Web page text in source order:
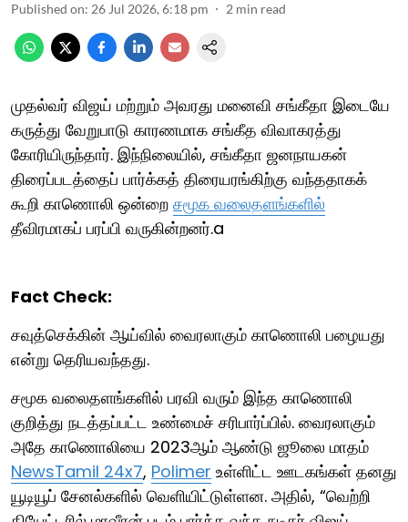
Published on: 26 Jul 2026, 6:18 pm 2 min read
முதல்வர் விஜய் மற்றும் அவரது மனைவி சங்கீதா இடையே
கருத்து வேறுபாடு காரணமாக சங்கீத விவாகரத்து
கோரியிருந்தார். இந்நிலையில், சங்கீதா ஜனநாயகன்
திரைப்படத்தைப் பார்க்கத் திரையரங்கிற்கு வந்ததாகக்
கூறி காணொலி ஒன்றை சமூக வலைதளங்களில்
தீவிரமாகப் பரப்பி வருகின்றனர்.a
Fact Check:
சவுத்செக்கின் ஆய்வில் வைரலாகும் காணொலி பழையது
என்று தெரியவந்தது.
சமூக வலைதளங்களில் பரவி வரும் இந்த காணொலி
குறித்து நடத்தப்பட்ட உண்மைச் சரிபார்ப்பில். வைரலாகும்
அதே காணொலியை 2023ஆம் ஆண்டு ஜூலை மாதம்
NewsTamil 24x7, Polimer உள்ளிட்ட ஊடகங்கள் தனது
யூடியூப் சேனல்களில் வெளியிட்டுள்ளன. அதில், “வெற்றி